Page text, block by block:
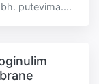
putevima....